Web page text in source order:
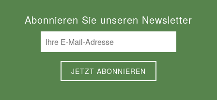
Abonnieren Sie unseren Newsletter